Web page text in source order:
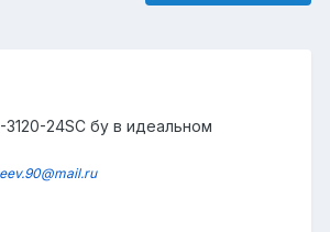
24SC бу в идеальном